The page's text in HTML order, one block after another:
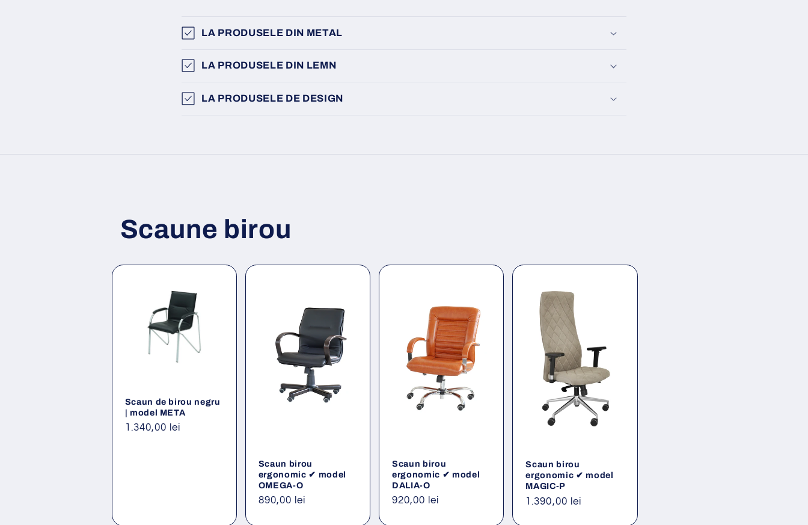
LA PRODUSELE DIN METAL
LA PRODUSELE DIN LEMN
LA PRODUSELE DE DESIGN
Scaune birou
Scaun de birou negru
| model META
Preț
1.340,00 lei
Scaun birou
ergonomic ✔ model
OMEGA-O
Preț
890,00 lei
Scaun birou
ergonomic ✔ model
DALIA-O
Preț
920,00 lei
Scaun birou
ergonomic ✔ model
MAGIC-P
Preț
1.390,00 lei